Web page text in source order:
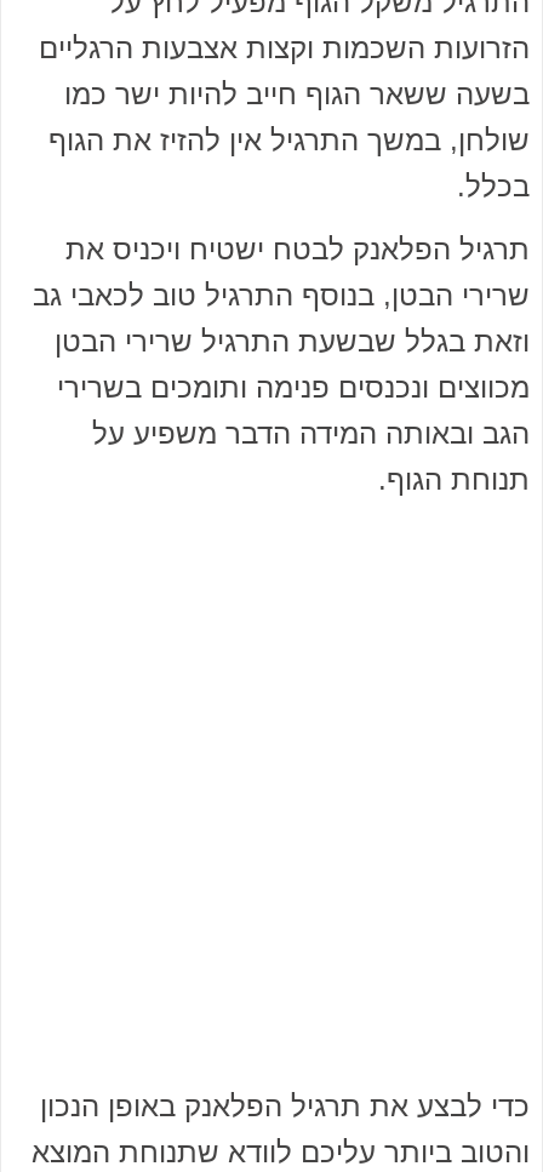
הזרועות השכמות וקצות אצבעות הרגליים
בשעה ששאר הגוף חייב להיות ישר כמו
שולחן, במשך התרגיל אין להזיז את הגוף
בכלל.
תרגיל הפלאנק לבטח ישטיח ויכניס את
שרירי הבטן, בנוסף התרגיל טוב לכאבי גב
וזאת בגלל שבשעת התרגיל שרירי הבטן
מכווצים ונכנסים פנימה ותומכים בשרירי
הגב ובאותה המידה הדבר משפיע על
תנוחת הגוף.
כדי לבצע את תרגיל הפלאנק באופן הנכון
והטוב ביותר עליכם לוודא שתנוחת המוצא